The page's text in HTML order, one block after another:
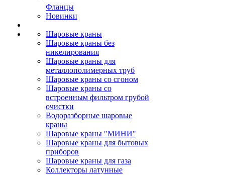
Фланцы
Новинки
Шаровые краны
Шаровые краны без
никелирования
Шаровые краны для
металлополимерных труб
Шаровые краны со сгоном
Шаровые краны со
встроенным фильтром грубой
очистки
Водоразборные шаровые
краны
Шаровые краны "МИНИ"
Шаровые краны для бытовых
приборов
Шаровые краны для газа
Коллекторы латунные